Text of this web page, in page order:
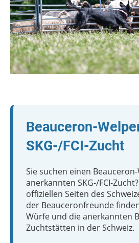
Beauceron-
SKG-/FCI-Zucht
Sie suchen einen
anerkannten SKG-/FCI-
offiziellen Seiten des
der Beauceronfreunde
Würfe und die anerkannten
Zuchtstätten in der Schweiz.